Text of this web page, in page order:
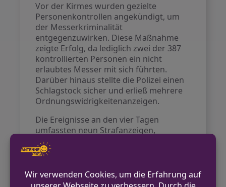
Vor der Kirmes wurden gezielte
Personenkontrollen angekündigt, um
der Messerkriminalität
entgegenzuwirken. Diese Maßnahme
zeigte Erfolg, da lediglich zwei der 387
kontrollierten Personen ein nicht
erlaubtes Messer mit sich führten.
Darüber hinaus stellte die Polizei einen
Schlagstock sicher und erließ mehrere
Ordnungswidrigkeitenanzeigen.
Die Ereignisse an den vier Tagen
umfassten neun Strafanzeigen,
darunter Körperverletzungen,
Handtaschendiebstähle und eine
körperlichen Auseinandersetzung
führte. Insgesamt wurden 26